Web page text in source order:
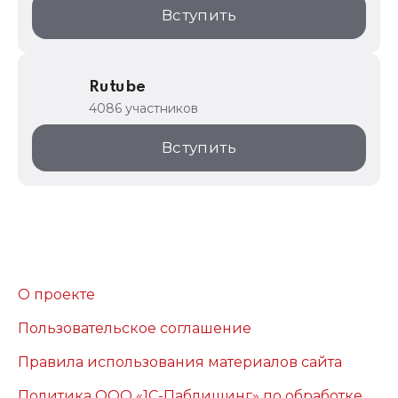
Вступить
Rutube
4086 участников
Вступить
О проекте
Пользовательское соглашение
Правила использования материалов сайта